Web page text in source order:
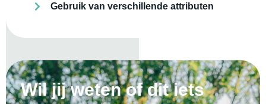
Gebruik van verschillende attributen
Wil jij weten of dit iets